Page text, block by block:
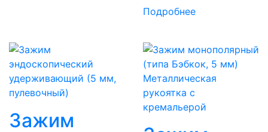
Подробнее
Зажим
Металлическая
рукоятка с
кремальерой